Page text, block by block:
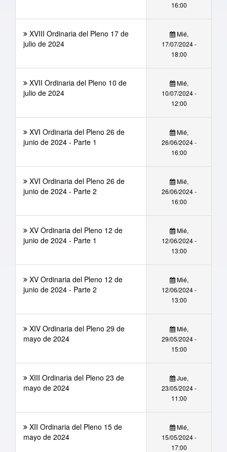
16:00
XVIII Ordinaria del Pleno 17 de
julio de 2024
Mié,
17/07/2024 -
18:00
XVII Ordinaria del Pleno 10 de
julio de 2024
Mié,
10/07/2024 -
12:00
XVI Ordinaria del Pleno 26 de
junio de 2024 - Parte 1
Mié,
26/06/2024 -
16:00
XVI Ordinaria del Pleno 26 de
junio de 2024 - Parte 2
Mié,
26/06/2024 -
16:00
XV Ordinaria del Pleno 12 de
junio de 2024 - Parte 1
Mié,
12/06/2024 -
13:00
XV Ordinaria del Pleno 12 de
junio de 2024 - Parte 2
Mié,
12/06/2024 -
13:00
XIV Ordinaria del Pleno 29 de
mayo de 2024
Mié,
29/05/2024 -
15:00
XIII Ordinaria del Pleno 23 de
mayo de 2024
Jue,
23/05/2024 -
11:00
XII Ordinaria del Pleno 15 de
mayo de 2024
Mié,
15/05/2024 -
17:00